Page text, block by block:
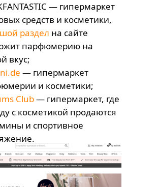
— гипермаркет
средств и косметики,
раздел на сайте
парфюмерию на
вкус;
— гипермаркет
и косметики;
Club— гипермаркет, где
с косметикой продаются
и спортивное